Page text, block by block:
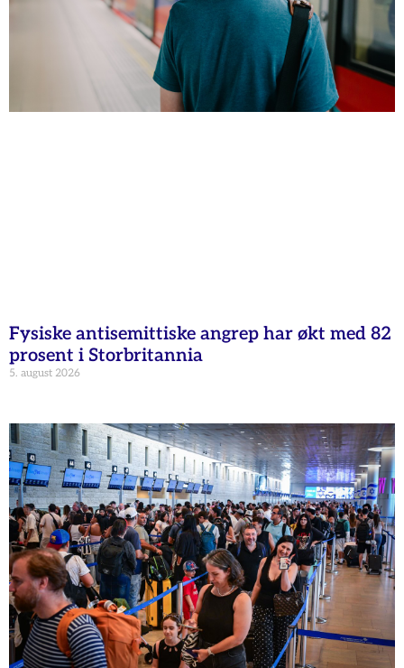
Fysiske antisemittiske angrep har økt med 82
prosent i Storbritannia
5. august 2026